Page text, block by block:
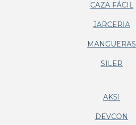
CAZA FÁCIL
JARCERIA
MANGUERAS
SILER
AKSI
DEVCON